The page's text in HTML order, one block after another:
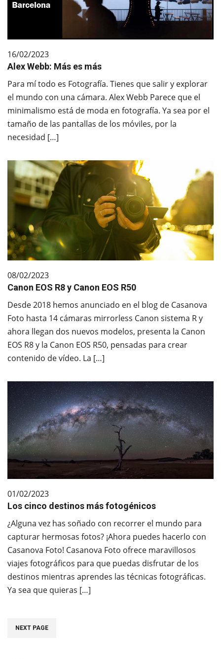
16/02/2023
Alex Webb: Más es más
Para mí todo es Fotografía. Tienes que salir y explorar
el mundo con una cámara. Alex Webb Parece que el
minimalismo está de moda en fotografía. Ya sea por el
tamaño de las pantallas de los móviles, por la
necesidad […]
08/02/2023
Canon EOS R8 y Canon EOS R50
Desde 2018 hemos anunciado en el blog de Casanova
Foto hasta 14 cámaras mirrorless Canon sistema R y
ahora llegan dos nuevos modelos, presenta la Canon
EOS R8 y la Canon EOS R50, pensadas para crear
contenido de vídeo. La […]
01/02/2023
Los cinco destinos más fotogénicos
¿Alguna vez has soñado con recorrer el mundo para
capturar hermosas fotos? ¡Ahora puedes hacerlo con
Casanova Foto! Casanova Foto ofrece maravillosos
viajes fotográficos para que puedas disfrutar de los
destinos mientras aprendes las técnicas fotográficas.
Ya sea que quieras […]
NEXT PAGE